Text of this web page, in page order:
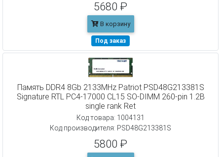
5680 ₽
В корзину
Под заказ
Память DDR4 8Gb 2133MHz Patriot PSD48G213381S
Signature RTL PC4-17000 CL15 SO-DIMM 260-pin 1.2В
single rank Ret
Код товара: 1004131
Код производителя: PSD48G213381S
5800 ₽